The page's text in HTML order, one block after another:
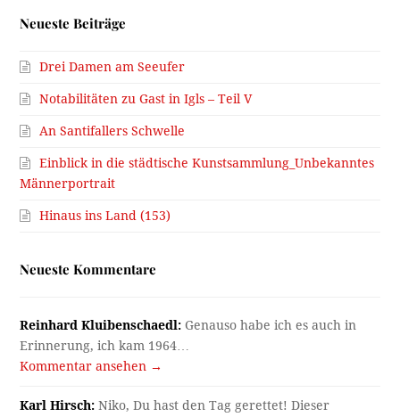
Neueste Beiträge
Drei Damen am Seeufer
Notabilitäten zu Gast in Igls – Teil V
An Santifallers Schwelle
Einblick in die städtische Kunstsammlung_Unbekanntes
Männerportrait
Hinaus ins Land (153)
Neueste Kommentare
Reinhard Kluibenschaedl: Genauso habe ich es auch in
Erinnerung, ich kam 1964…
Kommentar ansehen →
Karl Hirsch: Niko, Du hast den Tag gerettet! Dieser